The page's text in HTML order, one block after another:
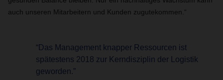
auch unseren Mitarbeitern und Kunden zugutekommen.“
“Das Management knapper Ressourcen ist
spätestens 2018 zur Kerndisziplin der Logistik
geworden.”